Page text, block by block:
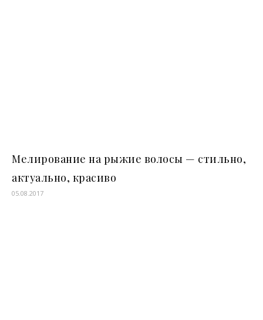
Мелирование на рыжие волосы — стильно,
актуально, красиво
05.08.2017